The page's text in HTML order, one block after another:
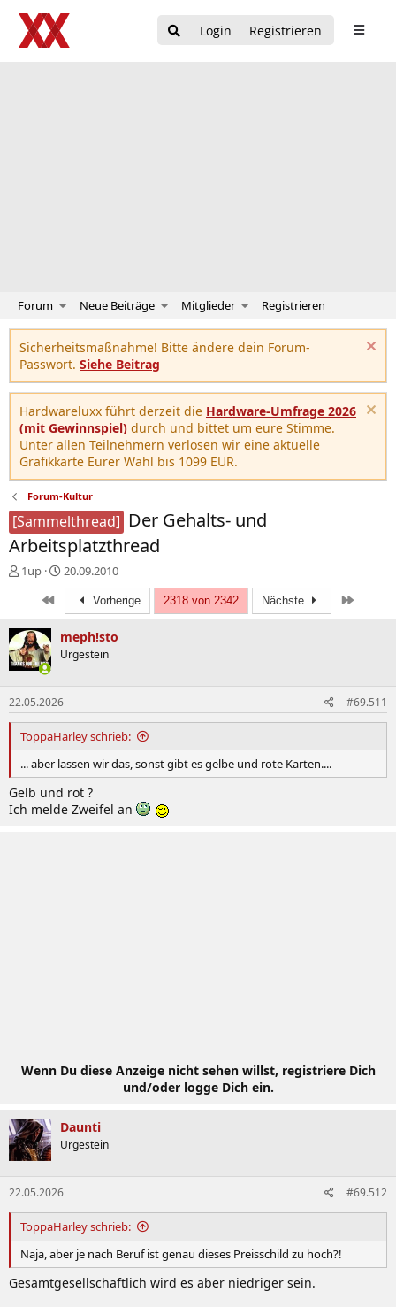
Login Registrieren
Forum Neue Beiträge Mitglieder Registrieren
Sicherheitsmaßnahme! Bitte ändere dein Forum-
Passwort. Siehe Beitrag
Hardwareluxx führt derzeit die Hardware-Umfrage 2026
(mit Gewinnspiel) durch und bittet um eure Stimme.
Unter allen Teilnehmern verlosen wir eine aktuelle
Grafikkarte Eurer Wahl bis 1099 EUR.
Forum-Kultur
[Sammelthread] Der Gehalts- und
Arbeitsplatzthread
E
e
l
l
r
1up
E
r
t
e
m
20.09.2010
Erste Vorherige 2318 von 2342 Nächste
meph!sto
Urgestein
22.05.2026 #69.511
ToppaHarley schrieb:
... aber lassen wir das, sonst gibt es gelbe und rote Karten....
Gelb und rot ?
Ich melde Zweifel an
Wenn Du diese Anzeige nicht sehen willst, registriere Dich
und/oder logge Dich ein.
Daunti
Urgestein
22.05.2026 #69.512
ToppaHarley schrieb:
Naja, aber je nach Beruf ist genau dieses Preisschild zu hoch?!
Gesamtgesellschaftlich wird es aber niedriger sein.